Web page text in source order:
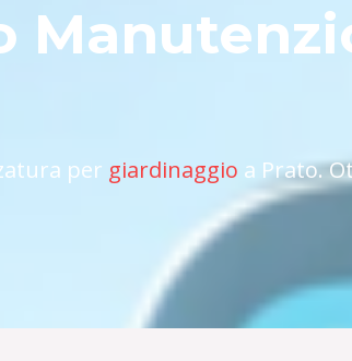
per giardinaggio a Prato.